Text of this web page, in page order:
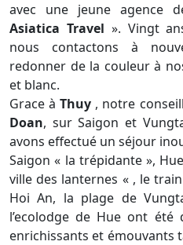
avec une jeune agence
Asiatica Travel ». Vingt
nous contactons à
redonner de la couleur à
et blanc.
Grace àThuy , notre
Doan, sur Saigon et
avons effectué un séjour
Saigon « la trépidante »,
ville des lanternes « , le
Hoi An, la plage de
l’ecolodge de Hue ont
enrichissants et émouvants